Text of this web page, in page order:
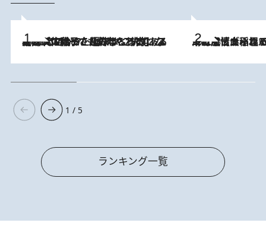
2026.8.5
【阿川佐和子さんの年とる力】なぜ70代で始めた趣味は“こんなに楽しい”のか？ ピアノ、俳句…スランプに陥っても続けられる“ある秘訣”とは 2026.8.5
下町風情あふれる台北屈指の人気エリア・大稲埕でセンスのいい台湾土産《ヴ
1 / 5
ランキング一覧